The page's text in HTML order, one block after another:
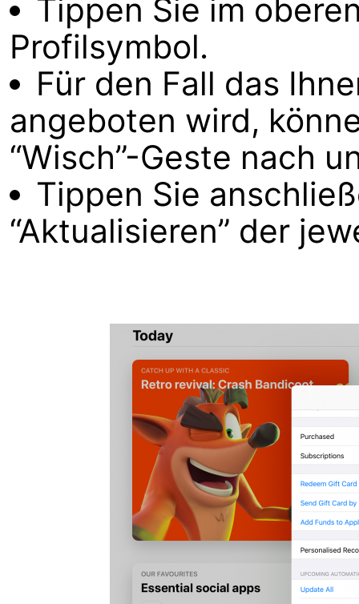
Tippen Sie im
Profilsymbol.
Für den Fall das
angeboten wird,
“Wisch”-Geste nach
Tippen Sie
“Aktualisieren” der